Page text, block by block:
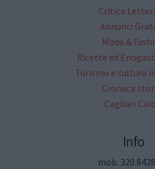
Critica
Annunci
Moda &
Ricette ed
Turismo e cultura
Cronaca
Cagliari
Info
mob.